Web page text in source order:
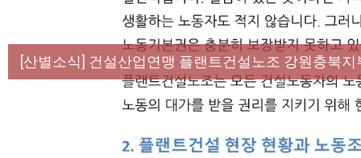
[성명] 막을 수 있었던 죽음, HL만도가 책임져라 : 청
[산별소식] 건설산업연맹 플랜트건설노조 강원충북지
[강릉,속초,원주,춘천] 폭염감시단 사업 이모저모
[조합원☆인터뷰] 서비스연맹 전국학교비정규직노동
[본부소식] 강원지역 노동자 합창단 모임